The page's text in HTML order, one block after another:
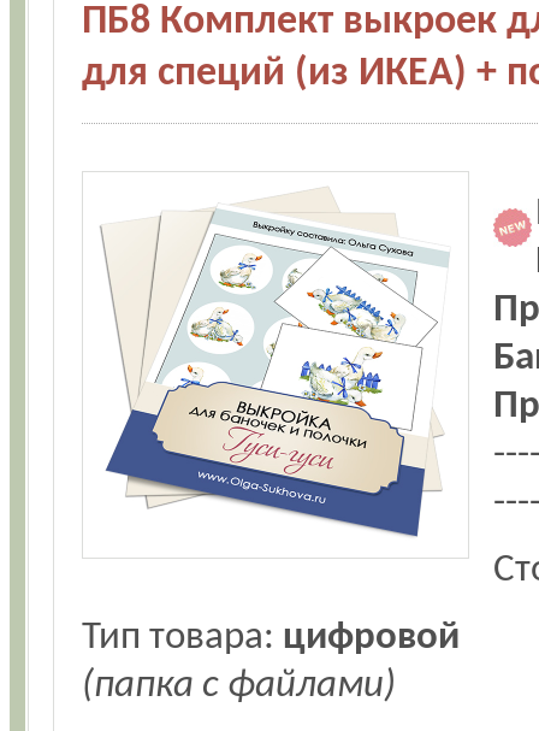
ПБ8 Комплект выкроек
для специй (из ИКЕА) +
Тип товара: цифровой
(папка с файлами)